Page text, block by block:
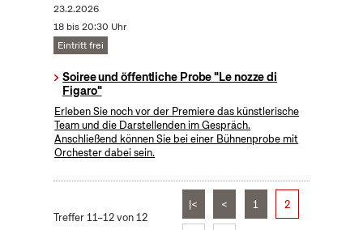
23.2.2026
18 bis 20:30 Uhr
Eintritt frei
Soiree und öffentliche Probe "Le nozze di
Figaro"
Erleben Sie noch vor der Premiere das künstlerische
Team und die Darstellenden im Gespräch.
Anschließend können Sie bei einer Bühnenprobe mit
Orchester dabei sein.
Treffer 11–12 von 12
|< < 1 2